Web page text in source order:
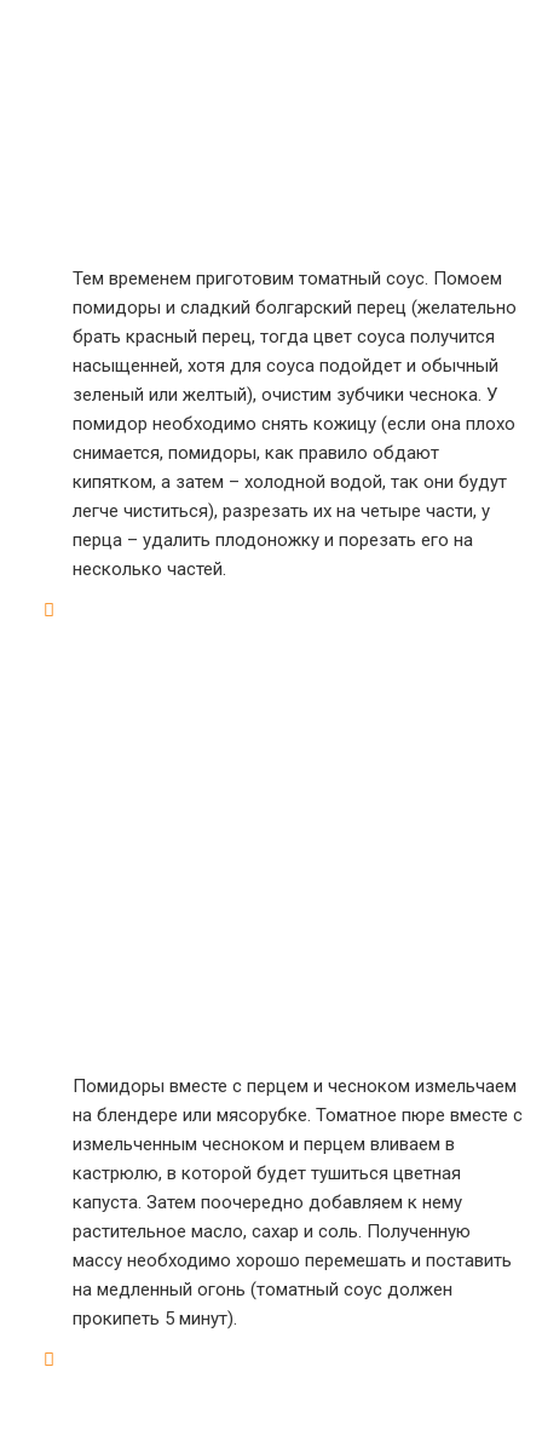
Тем временем приготовим томатный соус. Помоем
помидоры и сладкий болгарский перец (желательно
брать красный перец, тогда цвет соуса получится
насыщенней, хотя для соуса подойдет и обычный
зеленый или желтый), очистим зубчики чеснока. У
помидор необходимо снять кожицу (если она плохо
снимается, помидоры, как правило обдают
кипятком, а затем – холодной водой, так они будут
легче чиститься), разрезать их на четыре части, у
перца – удалить плодоножку и порезать его на
несколько частей.
Помидоры вместе с перцем и чесноком измельчаем
на блендере или мясорубке. Томатное пюре вместе с
измельченным чесноком и перцем вливаем в
кастрюлю, в которой будет тушиться цветная
капуста. Затем поочередно добавляем к нему
растительное масло, сахар и соль. Полученную
массу необходимо хорошо перемешать и поставить
на медленный огонь (томатный соус должен
прокипеть 5 минут).